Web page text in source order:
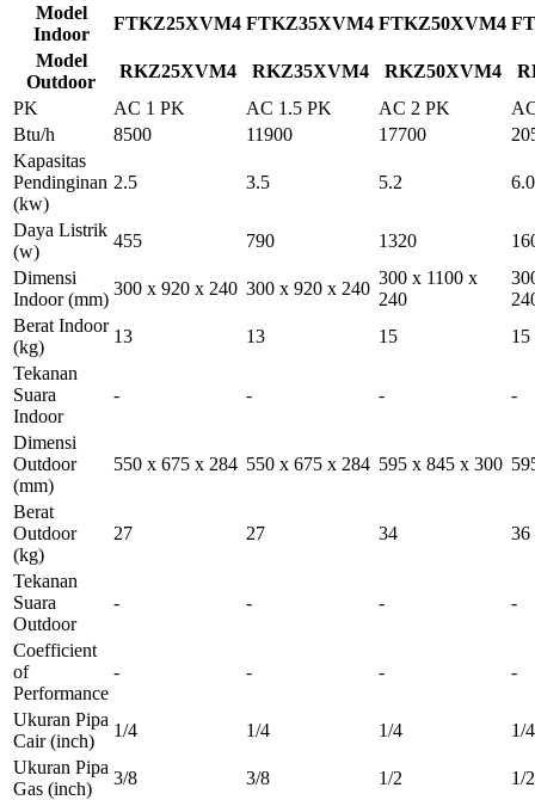
Model
Indoor
FTKZ25XVM4 FTKZ35XVM4 FTKZ50XVM4
Model
Outdoor
RKZ25XVM4 RKZ35XVM4 RKZ50XVM4
PK
AC 1 PK AC 1.5 PK AC 2 PK
Btu/h
8500 11900 17700
Kapasitas
Pendinginan
(kw)
2.5 3.5 5.2 6.0
Daya Listrik
(w)
455 790 1320
Dimensi
Indoor(mm)
300 x 920 x 240 300 x 920 x 240
300 x 1100 x
240
Berat Indoor
(kg)
13 13 15
15
Tekanan
Suara
Indoor
- - - -
Dimensi
Outdoor
(mm)
550 x 675 x 284 550 x 675 x 284 595 x 845 x 300
Berat
Outdoor
(kg)
27 27 34 36
Tekanan
Suara
Outdoor
- - - -
Coefficient
of
Performance
- - - -
Ukuran Pipa
Cair(inch)
1/4 1/4 1/4
1/4
Ukuran Pipa
Gas (inch)
3/8 3/8 1/2
1/2